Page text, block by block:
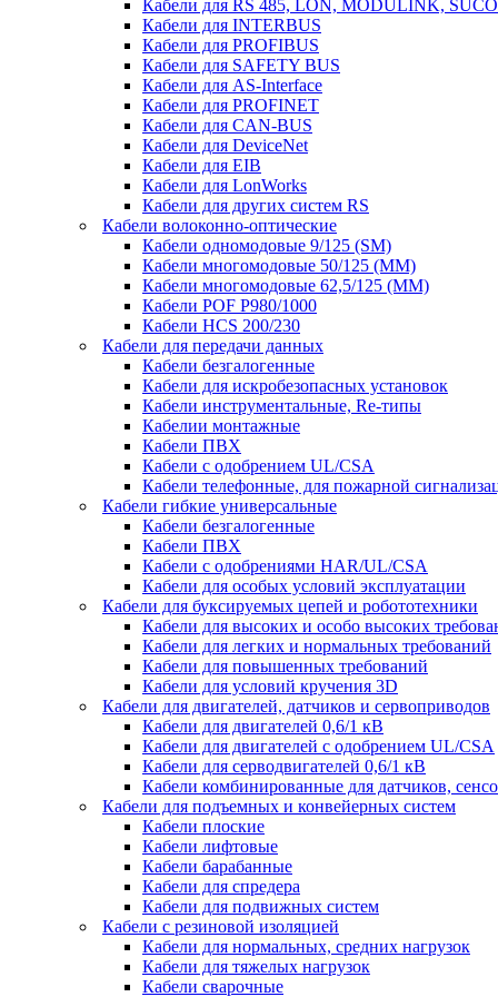
Кабели для RS 485, LON, MODULINK,
Кабели для INTERBUS
Кабели для PROFIBUS
Кабели для SAFETY BUS
Кабели для AS-Interface
Кабели для PROFINET
Кабели для CAN-BUS
Кабели для DeviceNet
Кабели для EIB
Кабели для LonWorks
Кабели для других систем RS
Кабели волоконно-оптические
Кабели одномодовые 9/125 (SM)
Кабели многомодовые 50/125 (ММ)
Кабели многомодовые 62,5/125 (ММ)
Кабели POF P980/1000
Кабели HCS 200/230
Кабели для передачи данных
Кабели безгалогенные
Кабели для искробезопасных установок
Кабели инструментальные, Re-типы
Кабелии монтажные
Кабели ПВХ
Кабели с одобрением UL/CSA
Кабели телефонные, для пожарной
Кабели гибкие универсальные
Кабели безгалогенные
Кабели ПВХ
Кабели с одобрениями HAR/UL/CSA
Кабели для особых условий эксплуатации
Кабели для буксируемых цепей и робототехники
Кабели для высоких и особо высоких
Кабели для легких и нормальных требований
Кабели для повышенных требований
Кабели для условий кручения 3D
Кабели для двигателей, датчиков и сервоприводов
Кабели для двигателей 0,6/1 кВ
Кабели для двигателей с одобрением UL/CSA
Кабели для серводвигателей 0,6/1 кВ
Кабели комбинированные для датчиков,
Кабели для подъемных и конвейерных систем
Кабели плоские
Кабели лифтовые
Кабели барабанные
Кабели для спредера
Кабели для подвижных систем
Кабели с резиновой изоляцией
Кабели для нормальных, средних нагрузок
Кабели для тяжелых нагрузок
Кабели сварочные